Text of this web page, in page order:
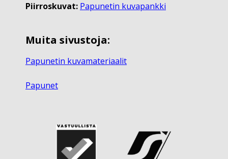
Piirroskuvat: Papunetin kuvapankki
Muita sivustoja:
Papunetin kuvamateriaalit
Papunet